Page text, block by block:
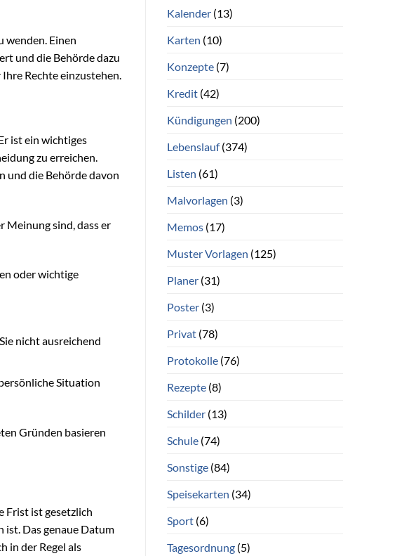
wenden. Einen
und die Behörde dazu
Rechte einzustehen.
ist ein wichtiges
zu erreichen.
und die Behörde davon
Meinung sind, dass er
oder wichtige
nicht ausreichend
Situation
Gründen basieren
Frist ist gesetzlich
ist. Das genaue Datum
in der Regel als
Kalender(13)
Karten (10)
Konzepte(7)
Kredit(42)
Kündigungen (200)
Lebenslauf(374)
Listen (61)
Malvorlagen (3)
Memos(17)
Muster Vorlagen (125)
Planer(31)
Poster(3)
Privat(78)
Protokolle(76)
Rezepte(8)
Schilder(13)
Schule(74)
Sonstige(84)
Speisekarten (34)
Sport(6)
Tagesordnung(5)